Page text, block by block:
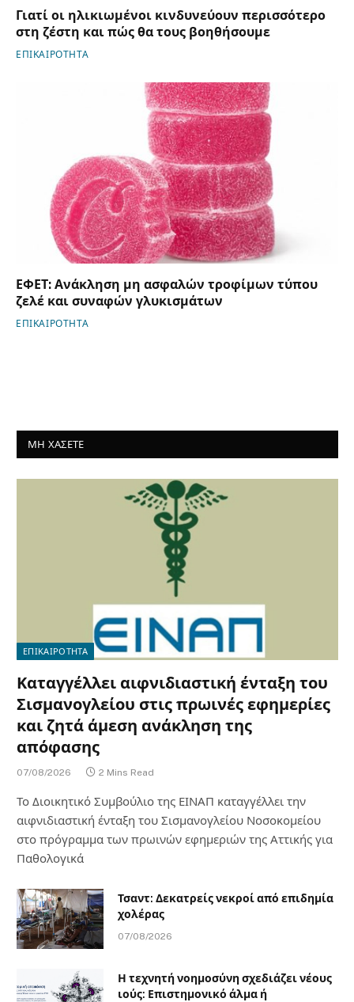
Γιατί οι ηλικιωμένοι κινδυνεύουν περισσότερο
στη ζέστη και πώς θα τους βοηθήσουμε
ΕΠΙΚΑΙΡΟΤΗΤΑ
ΕΦΕΤ: Ανάκληση μη ασφαλών τροφίμων τύπου
ζελέ και συναφών γλυκισμάτων
ΕΠΙΚΑΙΡΟΤΗΤΑ
ΜΗ ΧΑΣΕΤΕ
ΕΠΙΚΑΙΡΟΤΗΤΑ
Καταγγέλλει αιφνιδιαστική ένταξη του
Σισμανογλείου στις πρωινές εφημερίες
και ζητά άμεση ανάκληση της
απόφασης
07/08/2026 2 Mins Read
Το Διοικητικό Συμβούλιο της ΕΙΝΑΠ καταγγέλλει την
αιφνιδιαστική ένταξη του Σισμανογλείου Νοσοκομείου
στο πρόγραμμα των πρωινών εφημεριών της Αττικής για
Παθολογικά
Τσαντ: Δεκατρείς νεκροί από επιδημία
χολέρας
07/08/2026
Η τεχνητή νοημοσύνη σχεδιάζει νέους
ιούς: Επιστημονικό άλμα ή